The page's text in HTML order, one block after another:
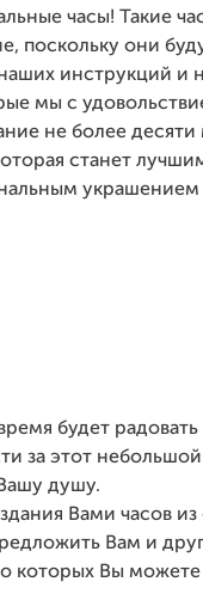
часы! Такие
поскольку они
инструкций и
мы с
не более
станет
будет радовать
за этот
душу.
Вами часов из
Вам и
которых Вы можете